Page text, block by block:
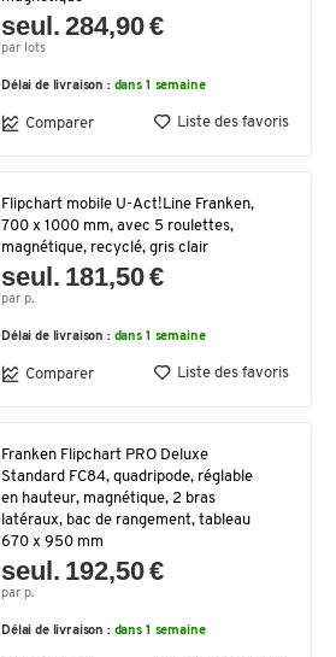
seul. 284,90 €
par lots
Délai de livraison : dans 1 semaine
Comparer Liste des favoris
Flipchart mobile U-Act!Line Franken,
700 x 1000 mm, avec 5 roulettes,
magnétique, recyclé, gris clair
seul. 181,50 €
par p.
Délai de livraison : dans 1 semaine
Comparer Liste des favoris
Franken Flipchart PRO Deluxe
Standard FC84, quadripode, réglable
en hauteur, magnétique, 2 bras
latéraux, bac de rangement, tableau
670 x 950 mm
seul. 192,50 €
par p.
Délai de livraison : dans 1 semaine